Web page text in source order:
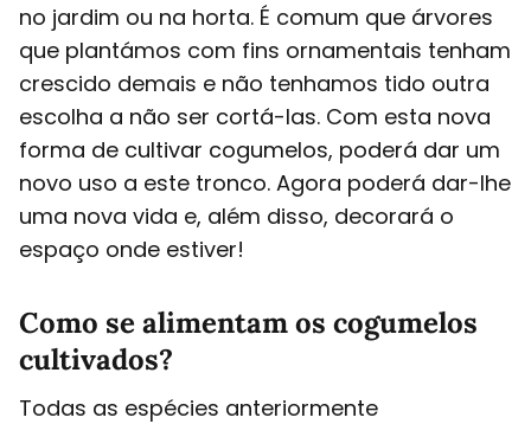
no jardim ou na horta. É comum que árvores
que plantámos com fins ornamentais tenham
crescido demais e não tenhamos tido outra
escolha a não ser cortá-las. Com esta nova
forma de cultivar cogumelos, poderá dar um
novo uso a este tronco. Agora poderá dar-lhe
uma nova vida e, além disso, decorará o
espaço onde estiver!
Como se alimentam os cogumelos
cultivados?
Todas as espécies anteriormente